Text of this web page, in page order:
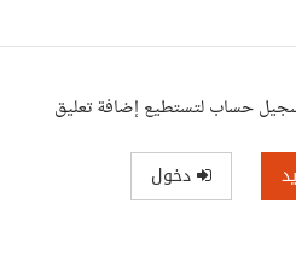
حساب لتستطيع إضافة تعليق
دخول